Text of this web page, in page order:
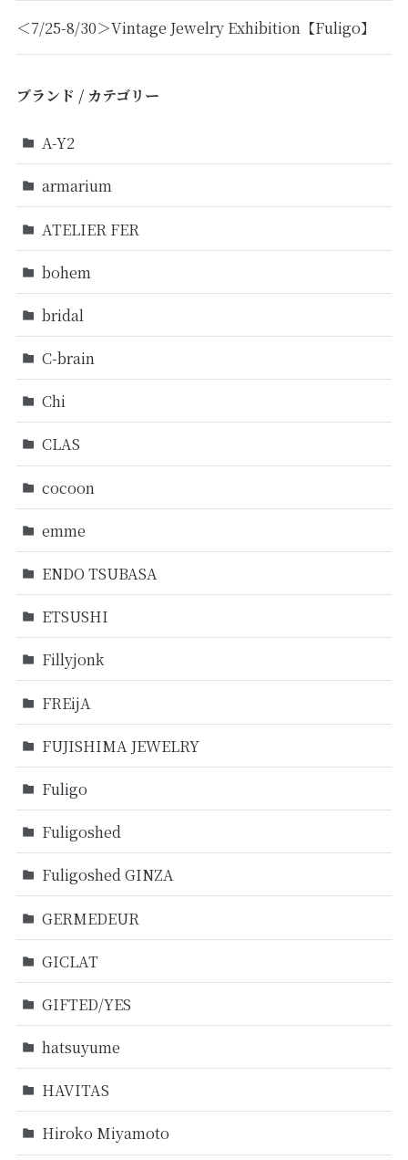
＜7/25-8/30＞Vintage Jewelry Exhibition【Fuligo】
ブランド / カテゴリー
A-Y2
armarium
ATELIER FER
bohem
bridal
C-brain
Chi
CLAS
cocoon
emme
ENDO TSUBASA
ETSUSHI
Fillyjonk
FREijA
FUJISHIMA JEWELRY
Fuligo
Fuligoshed
Fuligoshed GINZA
GERMEDEUR
GICLAT
GIFTED/YES
hatsuyume
HAVITAS
Hiroko Miyamoto